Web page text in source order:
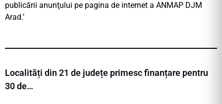
publicării anunţului pe pagina de internet a ANMAP DJM
Arad.’
Localități din 21 de județe primesc finanțare pentru
30 de…